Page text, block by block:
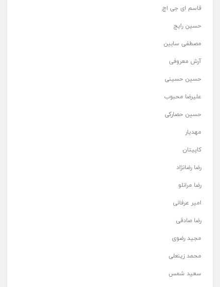
قاسم ای جی اچ
حسین رایج
مصطفی سابین
آرش معروفی
حسین حسینی
علیرضا محبوب
حسین حصارکی
مهدیار
کاپیتان
رضا رضانژاد
رضا مرانلو
امیر عرفانی
رضا صادقی
مجید رضوی
محمد زینعلی
سعید شمس